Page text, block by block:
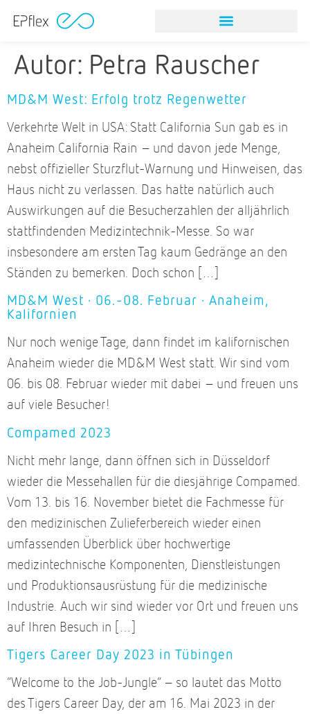
Autor: Petra Rauscher
MD&M West: Erfolg trotz Regenwetter
Verkehrte Welt in USA: Statt California Sun gab es in
Anaheim California Rain – und davon jede Menge,
nebst offizieller Sturzflut-Warnung und Hinweisen, das
Haus nicht zu verlassen. Das hatte natürlich auch
Auswirkungen auf die Besucherzahlen der alljährlich
stattfindenden Medizintechnik-Messe. So war
insbesondere am ersten Tag kaum Gedränge an den
Ständen zu bemerken. Doch schon […]
MD&M West · 06.-08. Februar · Anaheim,
Kalifornien
Nur noch wenige Tage, dann findet im kalifornischen
Anaheim wieder die MD&M West statt. Wir sind vom
06. bis 08. Februar wieder mit dabei – und freuen uns
auf viele Besucher!
Compamed 2023
Nicht mehr lange, dann öffnen sich in Düsseldorf
wieder die Messehallen für die diesjährige Compamed.
Vom 13. bis 16. November bietet die Fachmesse für
den medizinischen Zulieferbereich wieder einen
umfassenden Überblick über hochwertige
medizintechnische Komponenten, Dienstleistungen
und Produktionsausrüstung für die medizinische
Industrie. Auch wir sind wieder vor Ort und freuen uns
auf Ihren Besuch in […]
Tigers Career Day 2023 in Tübingen
“Welcome to the Job-Jungle” – so lautet das Motto
des Tigers Career Day, der am 16. Mai 2023 in der